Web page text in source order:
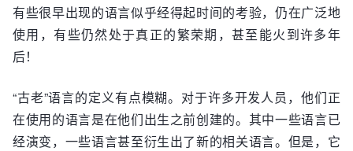
有些很早出现的语言似乎经得起时间的考验，仍在广泛地
使用，有些仍然处于真正的繁荣期，甚至能火到许多年
后！
“古老”语言的定义有点模糊。对于许多开发人员，他们正
在使用的语言是在他们出生之前创建的。其中一些语言已
经演变，一些语言甚至衍生出了新的相关语言。但是，它